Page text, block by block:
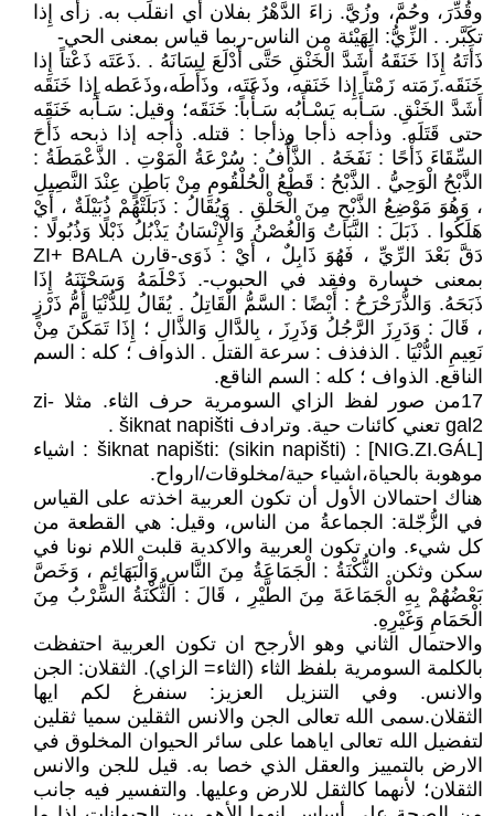
وقُدِّرَ، وحُمَّ، وزُيَّ. زاءَ الدَّهْرُ بفلان أَي انقلَب به. زأَى إِذا
تكَبَّر. . الزِّيُّ: الهَيْئة من الناس-ربما قياس بمعنى الحي-
ذَأَتَهُ إِذَا خَنَقَهُ أَشَدَّ الْخَنْقِ حَتَّى أَدْلَعَ لِسَانَهُ . .ذَعَتَه ذَعْتاً إِذا
خَنَقَه.زَمَته زَمْتاً إِذا خَنَقه، وذَعَتَه، وذَأَطَه،وذَعَطه إِذا خَنَقَه
أَشَدَّ الخَنْقِ. سَـأَبه يَسْـأَبُه سَـأْباً: خَنَقَه؛ وقيل: سَـأَبه خَنَقَه
حتى قَتَلَه. وذأجه ذأجا وذأجا : قتله. ذأجه إذا ذبحه ذَأَحَ
السِّقَاءَ ذَأْحًا : نَفَخَهُ . الذَّأْفُ : سُرْعَةُ الْمَوْتِ . الذَّعْمَطَةُ :
الذَّبْحُ الْوَحِيُّ . الذَّبْحُ : قَطْعُ الْحُلْقُومِ مِنْ بَاطِنٍ عِنْدَ النَّصِيلِ
، وَهُوَ مَوْضِعُ الذَّبْحِ مِنَ الْحَلْقِ . وَيُقَالُ : ذَبَلَتْهُمْ ذُبَيْلَةٌ ، أَيْ
هَلَكُوا . ذَبَلَ : النَّبَاتُ وَالْغُصْنُ وَالْإِنْسَانُ يَذْبُلُ ذَبْلًا وَذُبُولًا :
دَقَّ بَعْدَ الرِّيِّ ، فَهُوَ ذَابِلٌ ، أَيْ : ذَوَى-قارن ZI+ BALA
بمعنى خسارة وفقد في الحبوب-. ذَحْلَمَهُ وَسَحْتَنَهُ إِذَا
ذَبَحَهُ. وَالذُّرَحْرَحُ : أَيْضًا : السَّمُّ الْقَاتِلُ . يُقَالُ لِلدُّنْيَا أُمُّ ذَرْزٍ
، قَالَ : وَدَرِزَ الرَّجُلُ وَذَرِزَ ، بِالدَّالِ وَالذَّالِ ؛ إِذَا تَمَكَّنَ مِنْ
نَعِيمِ الدُّنْيَا . الذفذف : سرعة القتل . الذواف ؛ كله : السم
الناقع. الذواف ؛ كله : السم الناقع.
17من صور لفظ الزاي السومرية حرف الثاء. مثلا zi-
gal2 تعني كائنات حية. وترادف šiknat napišti .
šiknat napišti: (sikin napišti) : [NIG.ZI.GÁL] : اشياء
موهوبة بالحياة،اشياء حية/مخلوقات/ارواح.
هناك احتمالان الأول أن تكون العربية اخذته على القياس
في الزُّجّلة: الجماعةُ من الناس، وقيل: هي القطعة من
كل شيء. وان تكون العربية والاكدية قلبت اللام نونا في
سكن وثكن. الثُّكْنَةُ : الْجَمَاعَةُ مِنَ النَّاسِ وَالْبَهَائِمِ ، وَخَصَّ
بَعْضُهُمْ بِهِ الْجَمَاعَةَ مِنَ الطَّيْرِ ، قَالَ : الثُّكْنَةُ السِّرْبُ مِنَ
الْحَمَامِ وَغَيْرِهِ.
والاحتمال الثاني وهو الأرجح ان تكون العربية احتفظت
بالكلمة السومرية بلفظ الثاء (الثاء= الزاي). الثقلان: الجن
والانس. وفي التنزيل العزيز: سنفرغ لكم ايها
الثقلان.سمى الله تعالى الجن والانس الثقلين سميا ثقلين
لتفضيل الله تعالى اياهما على سائر الحيوان المخلوق في
الارض بالتمييز والعقل الذي خصا به. قيل للجن والانس
الثقلان؛ لأنهما كالثقل للارض وعليها. والتفسير فيه جانب